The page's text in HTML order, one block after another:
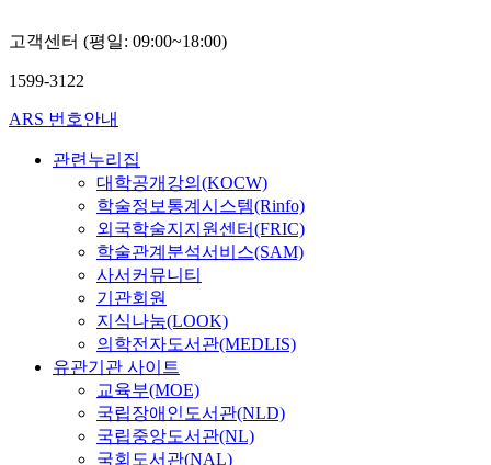
고객센터 (평일: 09:00~18:00)
1599-3122
ARS 번호안내
관련누리집
대학공개강의(KOCW)
학술정보통계시스템(Rinfo)
외국학술지지원센터(FRIC)
학술관계분석서비스(SAM)
사서커뮤니티
기관회원
지식나눔(LOOK)
의학전자도서관(MEDLIS)
유관기관 사이트
교육부(MOE)
국립장애인도서관(NLD)
국립중앙도서관(NL)
국회도서관(NAL)